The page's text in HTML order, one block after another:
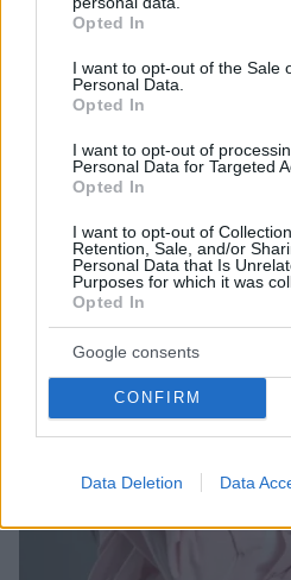
grant or deny consent to Google
use your data for below specified
consent section.
Opted In
I want to opt-out of the Sale
Personal Data.
Opted In
I want to opt-out of
Personal Data for Targeted
Opted In
I want to opt-out of
Retention, Sale, and/or
Personal Data that Is
Purposes for which it was
Opted In
Google consents
CONFIRM
Data Deletion Data
Χρόνιοι ασθενείς: Ποιες
παίρνουν από τα φαρμακεία της
Η ηγεσία του Υπουργείου
βούλησή της να
Υψηλού Κόστους και από τα
πιθανά σενάρια